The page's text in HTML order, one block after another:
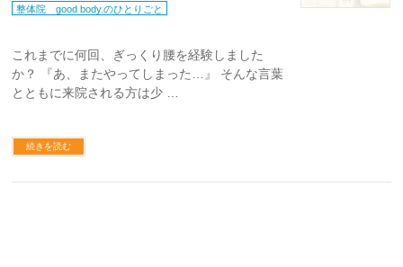
整体院 good body.のひとりごと
これまでに何回、ぎっくり腰を経験しました
か？ 『あ、またやってしまった…』 そんな言葉
とともに来院される方は少 …
続きを読む